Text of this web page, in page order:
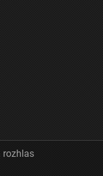
rozhlas